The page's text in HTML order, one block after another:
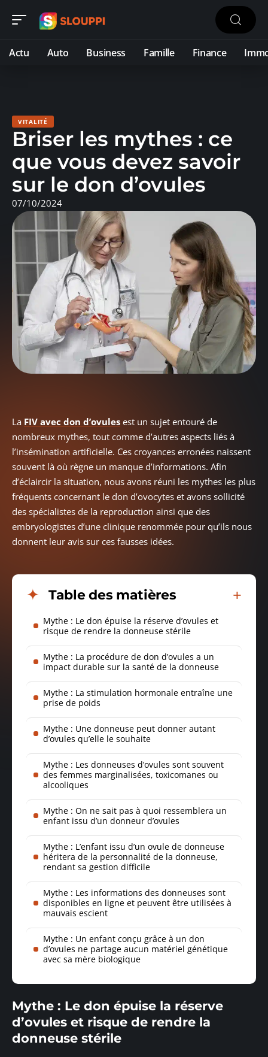
Actu Auto Business Famille Finance
VITALITÉ
Briser les mythes : ce
que vous devez savoir
sur le don d’ovules
07/10/2024
La FIV avec don d’ovules est un sujet entouré de
nombreux mythes, tout comme d’autres aspects liés à
l’insémination artificielle. Ces croyances erronées naissent
souvent là où règne un manque d’informations. Afin
d’éclaircir la situation, nous avons réuni les mythes les plus
fréquents concernant le don d’ovocytes et avons sollicité
des spécialistes de la reproduction ainsi que des
embryologistes d’une clinique renommée pour qu’ils nous
donnent leur avis sur ces fausses idées.
Table des matières
Mythe : Le don épuise la réserve d’ovules et
risque de rendre la donneuse stérile
Mythe : La procédure de don d’ovules a un
impact durable sur la santé de la donneuse
Mythe : La stimulation hormonale entraîne une
prise de poids
Mythe : Une donneuse peut donner autant
d’ovules qu’elle le souhaite
Mythe : Les donneuses d’ovules sont souvent
des femmes marginalisées, toxicomanes ou
alcooliques
Mythe : On ne sait pas à quoi ressemblera un
enfant issu d’un donneur d’ovules
Mythe : L’enfant issu d’un ovule de donneuse
héritera de la personnalité de la donneuse,
rendant sa gestion difficile
Mythe : Les informations des donneuses sont
disponibles en ligne et peuvent être utilisées à
mauvais escient
Mythe : Un enfant conçu grâce à un don
d’ovules ne partage aucun matériel génétique
avec sa mère biologique
Mythe : Le don épuise la réserve
d’ovules et risque de rendre la
donneuse stérile